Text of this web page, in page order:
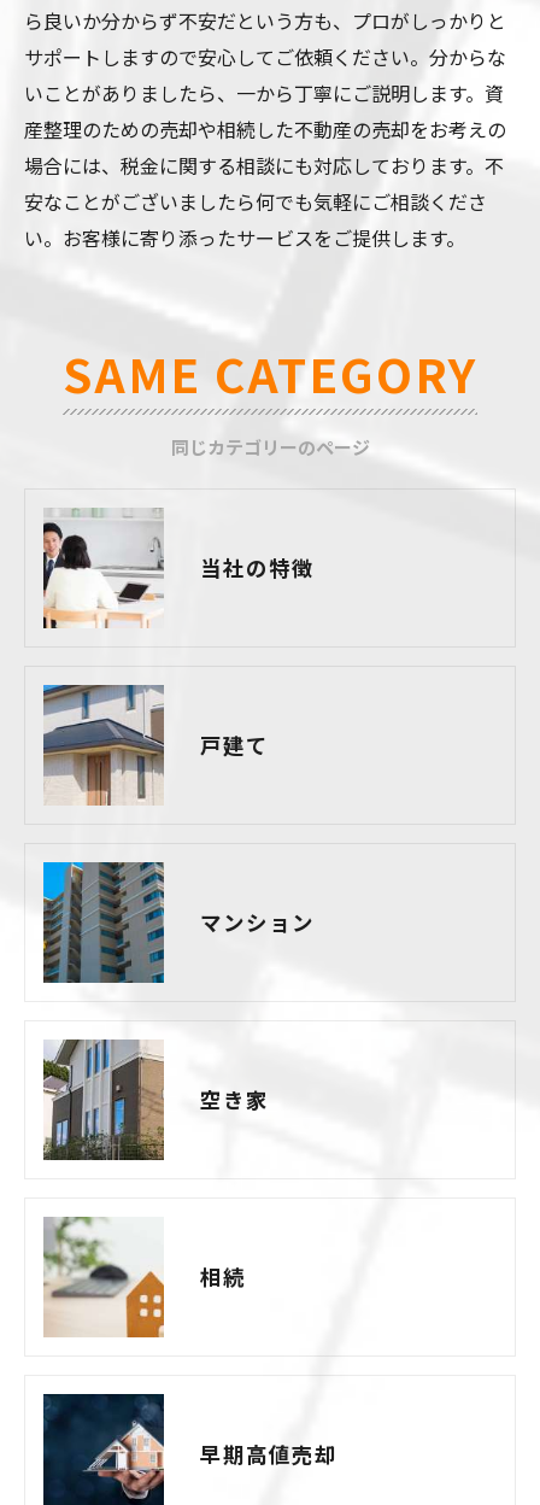
ら良いか分からず不安だという方も、プロがしっかりと
サポートしますので安心してご依頼ください。分からな
いことがありましたら、一から丁寧にご説明します。資
産整理のための売却や相続した不動産の売却をお考えの
場合には、税金に関する相談にも対応しております。不
安なことがございましたら何でも気軽にご相談くださ
い。お客様に寄り添ったサービスをご提供します。
同じカテゴリーのページ
SAME CATEGORY
当社の特徴
戸建て
マンション
空き家
相続
早期高値売却